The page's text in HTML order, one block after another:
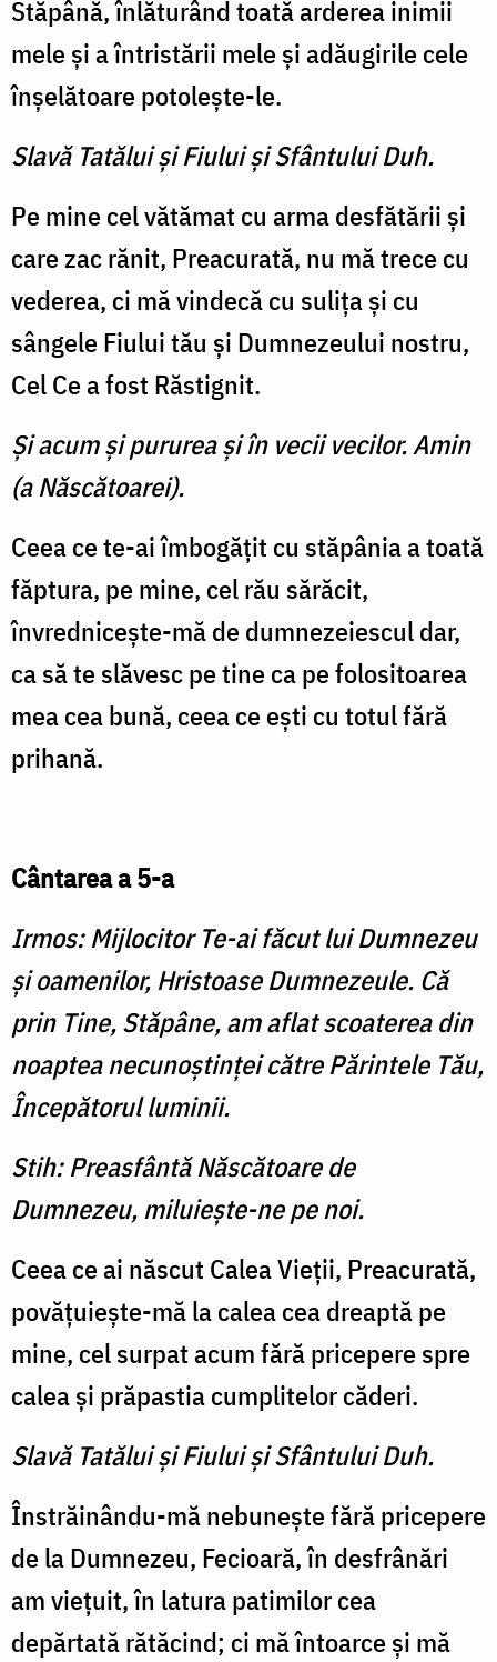
Stăpână, înlăturând toată arderea inimii
mele şi a întristării mele şi adăugirile cele
înşelătoare potoleşte-le.
Slavă Tatălui şi Fiului şi Sfântului Duh.
Pe mine cel vătămat cu arma desfătării şi
care zac rănit, Preacurată, nu mă trece cu
vederea, ci mă vindecă cu suliţa şi cu
sângele Fiului tău şi Dumnezeului nostru,
Cel Ce a fost Răstignit.
Şi acum şi pururea şi în vecii vecilor. Amin
(a Născătoarei).
Ceea ce te-ai îmbogăţit cu stăpânia a toată
făptura, pe mine, cel rău sărăcit,
învredniceşte-mă de dumnezeiescul dar,
ca să te slăvesc pe tine ca pe folositoarea
mea cea bună, ceea ce eşti cu totul fără
prihană.
Cântarea a 5-a
Irmos: Mijlocitor Te-ai făcut lui Dumnezeu
şi oamenilor, Hristoase Dumnezeule. Că
prin Tine, Stăpâne, am aflat scoaterea din
noaptea necunoştinţei către Părintele Tău,
Începătorul luminii.
Stih: Preasfântă Născătoare de
Dumnezeu, miluieşte-ne pe noi.
Ceea ce ai născut Calea Vieţii, Preacurată,
povăţuieşte-mă la calea cea dreaptă pe
mine, cel surpat acum fără pricepere spre
calea şi prăpastia cumplitelor căderi.
Slavă Tatălui şi Fiului şi Sfântului Duh.
Înstrăinându-mă nebuneşte fără pricepere
de la Dumnezeu, Fecioară, în desfrânări
am vieţuit, în latura patimilor cea
depărtată rătăcind; ci mă întoarce şi mă